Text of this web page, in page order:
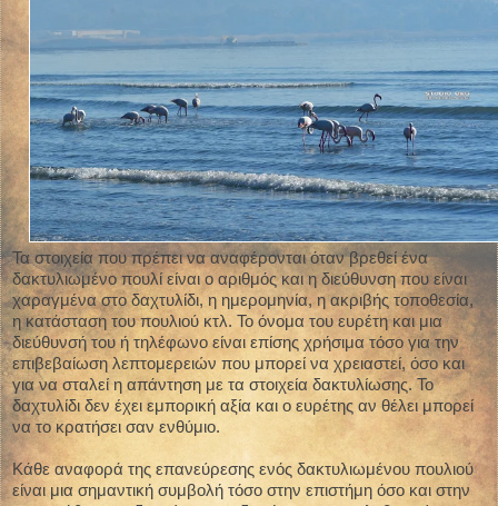
Τα στοιχεία που πρέπει να αναφέρονται όταν βρεθεί ένα
δακτυλιωμένο πουλί είναι ο αριθμός και η διεύθυνση που είναι
χαραγμένα στο δαχτυλίδι, η ημερομηνία, η ακριβής τοποθεσία,
η κατάσταση του πουλιού κτλ. Το όνομα του ευρέτη και μια
διεύθυνσή του ή τηλέφωνο είναι επίσης χρήσιμα τόσο για την
επιβεβαίωση λεπτομερειών που μπορεί να χρειαστεί, όσο και
για να σταλεί η απάντηση με τα στοιχεία δακτυλίωσης. Το
δαχτυλίδι δεν έχει εμπορική αξία και ο ευρέτης αν θέλει μπορεί
να το κρατήσει σαν ενθύμιο.
Κάθε αναφορά της επανεύρεσης ενός δακτυλιωμένου πουλιού
είναι μια σημαντική συμβολή τόσο στην επιστήμη όσο και στην